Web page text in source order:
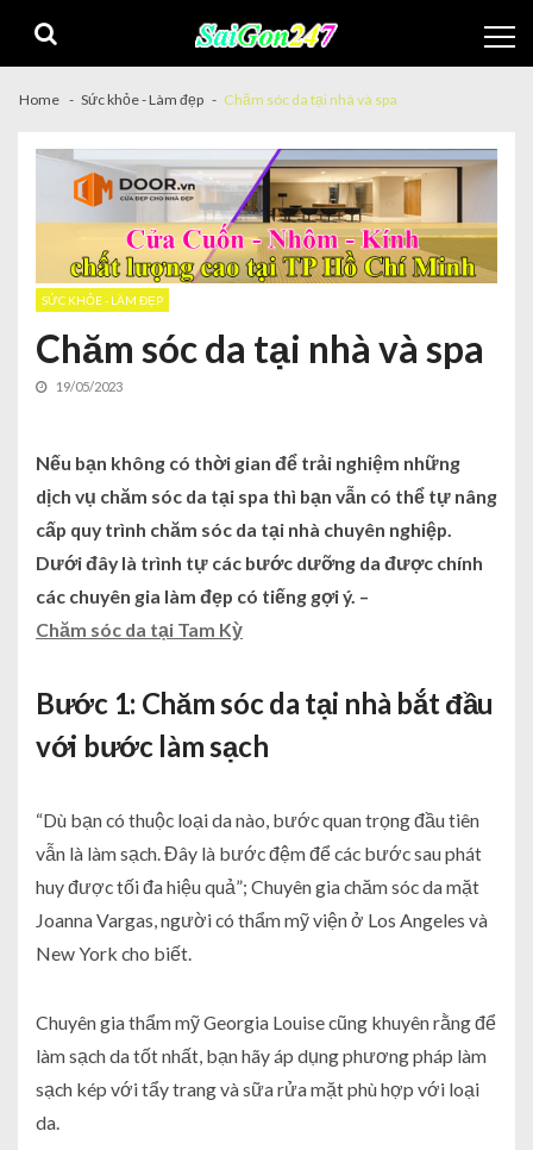
Home Sức khỏe - Làm đẹp Chăm sóc da tại nhà và spa
SỨC KHỎE - LÀM ĐẸP
Chăm sóc da tại nhà và spa
19/05/2023
Nếu bạn không có thời gian để trải nghiệm những
dịch vụ chăm sóc da tại spa thì bạn vẫn có thể tự nâng
cấp quy trình chăm sóc da tại nhà chuyên nghiệp.
Dưới đây là trình tự các bước dưỡng da được chính
các chuyên gia làm đẹp có tiếng gợi ý. –
Chăm sóc da tại Tam Kỳ
Bước 1: Chăm sóc da tại nhà bắt đầu
với bước làm sạch
“Dù bạn có thuộc loại da nào, bước quan trọng đầu tiên
vẫn là làm sạch. Đây là bước đệm để các bước sau phát
huy được tối đa hiệu quả”; Chuyên gia chăm sóc da mặt
Joanna Vargas, người có thẩm mỹ viện ở Los Angeles và
New York cho biết.
Chuyên gia thẩm mỹ Georgia Louise cũng khuyên rằng để
làm sạch da tốt nhất, bạn hãy áp dụng phương pháp làm
sạch kép với tẩy trang và sữa rửa mặt phù hợp với loại
da.